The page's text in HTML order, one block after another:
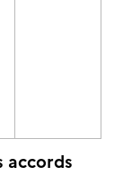
accords